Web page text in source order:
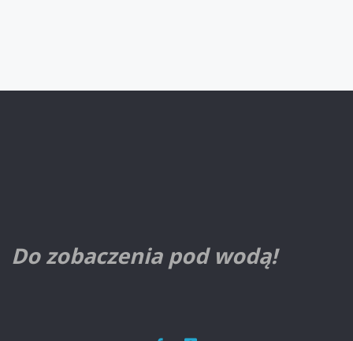
Do zobaczenia pod wodą!